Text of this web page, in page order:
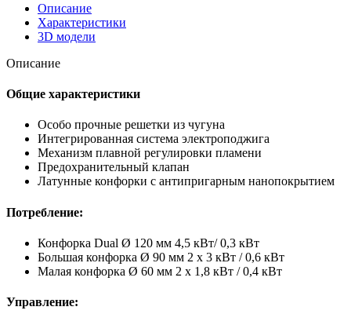
Описание
Характеристики
3D модели
Описание
Общие характеристики
Особо прочные решетки из чугуна
Интегрированная система электроподжига
Механизм плавной регулировки пламени
Предохранительный клапан
Латунные конфорки с антипригарным нанопокрытием
Потребление:
Конфорка Dual Ø 120 мм 4,5 кВт/ 0,3 кВт
Большая конфорка Ø 90 мм 2 x 3 кВт / 0,6 кВт
Малая конфорка Ø 60 мм 2 x 1,8 кВт / 0,4 кВт
Управление: